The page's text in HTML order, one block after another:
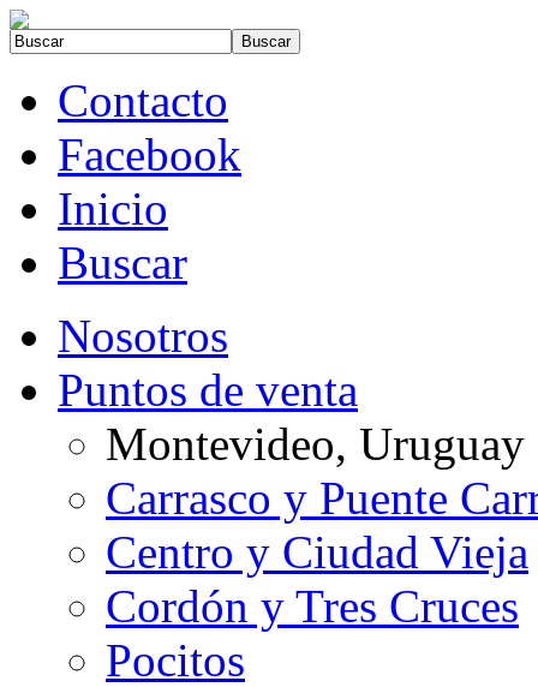
Contacto
Facebook
Inicio
Buscar
Nosotros
Puntos de venta
Montevideo, Uruguay
Carrasco y Puente
Centro y Ciudad Vieja
Cordón y Tres Cruces
Pocitos